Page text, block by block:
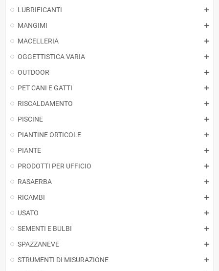
LUBRIFICANTI
MANGIMI
MACELLERIA
OGGETTISTICA VARIA
OUTDOOR
PET CANI E GATTI
RISCALDAMENTO
PISCINE
PIANTINE ORTICOLE
PIANTE
PRODOTTI PER UFFICIO
RASAERBA
RICAMBI
USATO
SEMENTI E BULBI
SPAZZANEVE
STRUMENTI DI MISURAZIONE